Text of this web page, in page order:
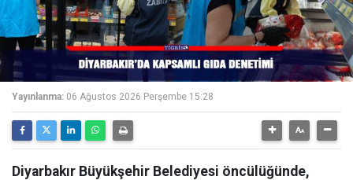
Yayınlanma: 06 Ağustos 2026 Perşembe 15:28
Diyarbakır Büyükşehir Belediyesi öncülüğünde,